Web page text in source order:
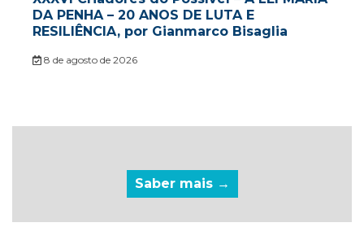
DA PENHA – 20 ANOS DE LUTA E
RESILIÊNCIA, por Gianmarco Bisaglia
8 de agosto de 2026
Saber mais →